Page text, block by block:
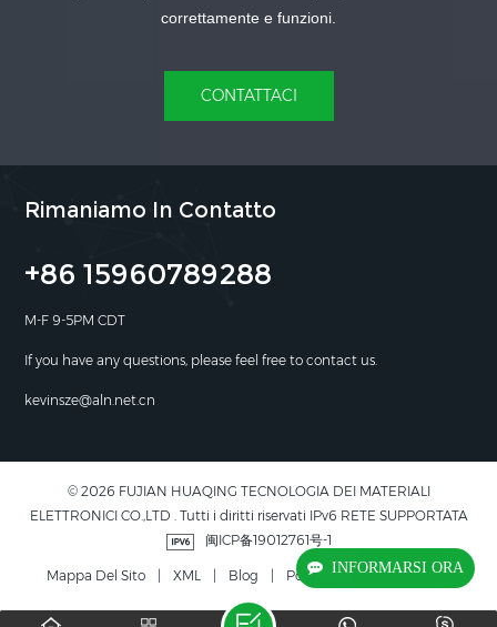
INFORMARSI ORA
correttamente e funzioni.
CONTATTACI
Rimaniamo In Contatto
+86 15960789288
M-F 9-5PM CDT
If you have any questions, please feel free to contact us.
kevinsze@aln.net.cn
© 2026 FUJIAN HUAQING TECNOLOGIA DEI MATERIALI
ELETTRONICI CO.,LTD . Tutti i diritti riservati IPv6 RETE SUPPORTATA
闽ICP备19012761号-1
Mappa Del Sito XML Blog Politica Sulla Riservatezza